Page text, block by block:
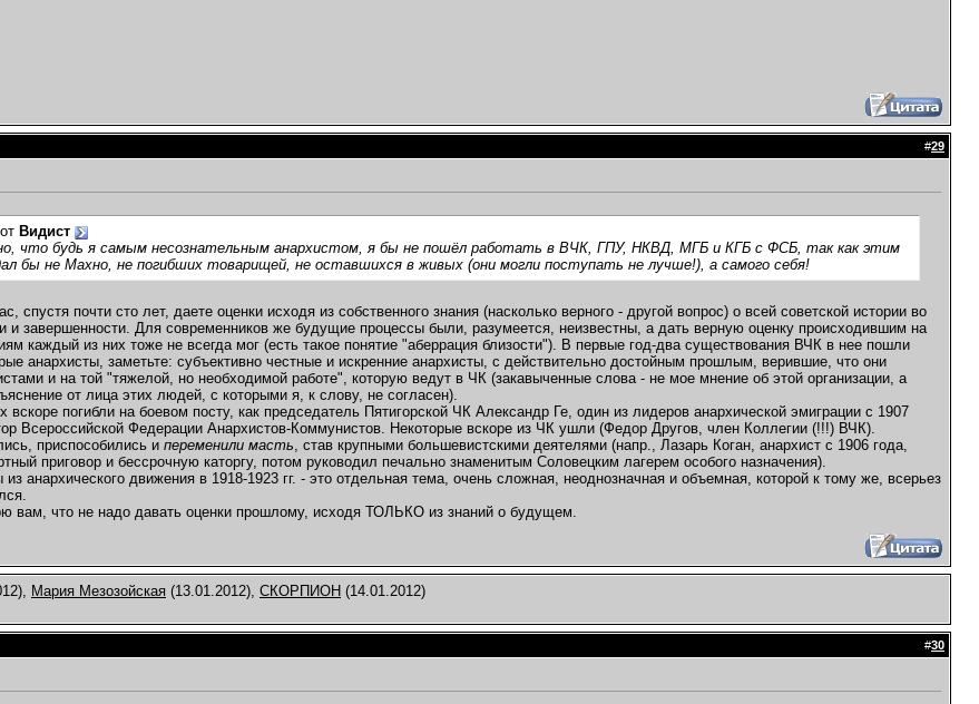
#29
Видист
что будь я самым несознательным анархистом, я бы не пошёл работать в ВЧК, ГПУ, НКВД, МГБ и КГБ с ФСБ, так как этим
бы не Махно, не погибших товарищей, не оставшихся в живых (они могли поступать не лучше!), а самого себя!
спустя почти сто лет, даете оценки исходя из собственного знания (насколько верного - другой вопрос) о всей советской истории во
и завершенности. Для современников же будущие процессы были, разумеется, неизвестны, а дать верную оценку происходившим на
каждый из них тоже не всегда мог (есть такое понятие "аберрация близости"). В первые год-два существования ВЧК в нее пошли
анархисты, заметьте: субъективно честные и искренние анархисты, с действительно достойным прошлым, верившие, что они
и на той "тяжелой, но необходимой работе", которую ведут в ЧК (закавыченные слова - не мое мнение об этой организации, а
от лица этих людей, с которыми я, к слову, не согласен).
вскоре погибли на боевом посту, как председатель Пятигорской ЧК Александр Ге, один из лидеров анархической эмиграции с 1907
Всероссийской Федерации Анархистов-Коммунистов. Некоторые вскоре из ЧК ушли (Федор Другов, член Коллегии (!!!) ВЧК).
приспособились и переменили масть, став крупными большевистскими деятелями (напр., Лазарь Коган, анархист с 1906 года,
приговор и бессрочную каторгу, потом руководил печально знаменитым Соловецким лагерем особого назначения).
анархического движения в 1918-1923 гг. - это отдельная тема, очень сложная, неоднозначная и объемная, которой к тому же, всерьез
вам, что не надо давать оценки прошлому, исходя ТОЛЬКО из знаний о будущем.
Мария Мезозойская (13.01.2012), СКОРПИОН (14.01.2012)
#30